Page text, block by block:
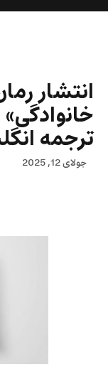
انتشار
ترجمه
جولای 12, 2025